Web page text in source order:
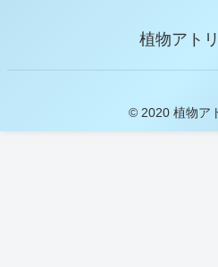
植物アト
© 2020 植物ア